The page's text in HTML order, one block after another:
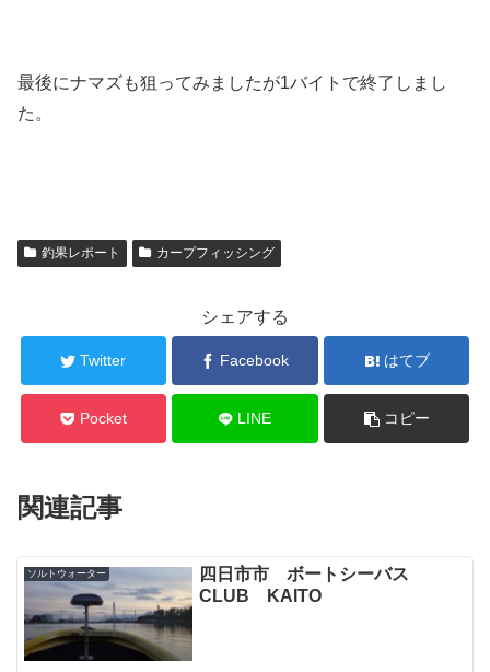
最後にナマズも狙ってみましたが1バイトで終了しまし
た。
釣果レポート カープフィッシング
シェアする
Twitter Facebook はてブ
Pocket LINE コピー
関連記事
ソルトウォーター
四日市市 ボートシーバス
CLUB KAITO